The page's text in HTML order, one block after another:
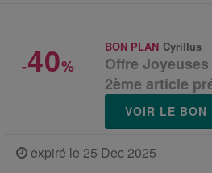
-40%
BON PLAN Cyrillus
Offre
2ème article
VOIR LE BON
expiré le 25 Dec 2025